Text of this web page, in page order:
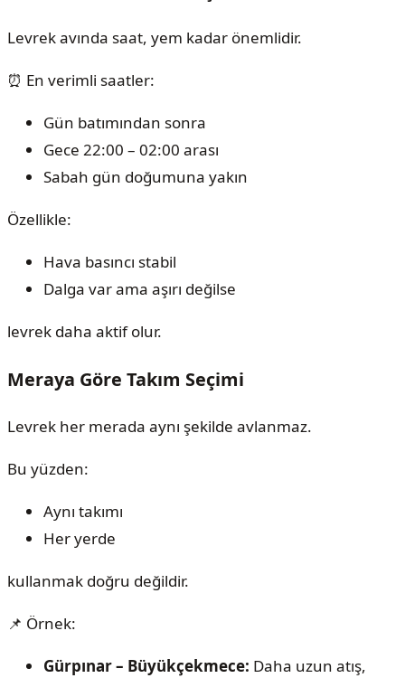
Levrek avında saat, yem kadar önemlidir.
⏰ En verimli saatler:
Gün batımından sonra
Gece 22:00 – 02:00 arası
Sabah gün doğumuna yakın
Özellikle:
Hava basıncı stabil
Dalga var ama aşırı değilse
levrek daha aktif olur.
Meraya Göre Takım Seçimi
Levrek her merada aynı şekilde avlanmaz.
Bu yüzden:
Aynı takımı
Her yerde
kullanmak doğru değildir.
📌 Örnek:
Gürpınar – Büyükçekmece: Daha uzun atış,